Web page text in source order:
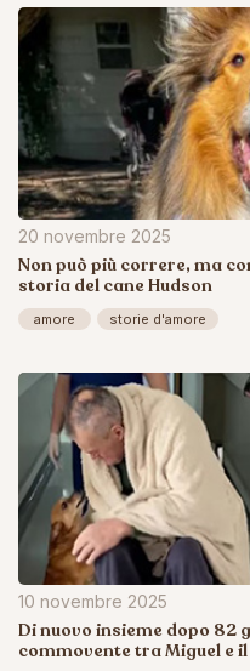
20 novembre 2025
Non può più correre, ma
storia del cane Hudson
amore storie d'amore
10 novembre 2025
Di nuovo insieme dopo 82
commovente tra Miguel e